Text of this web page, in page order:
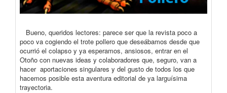
Bueno, queridos lectores: parece ser que la revista poco a
poco va cogiendo el trote pollero que deseábamos desde que
ocurrió el colapso y ya esperamos, ansiosos, entrar en el
Otoño con nuevas ideas y colaboradores que, seguro, van a
hacer aportaciones singulares y del gusto de todos los que
hacemos posible esta aventura editorial de ya larguísima
trayectoria.